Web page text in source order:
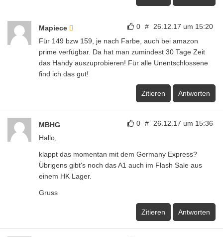
0 # 26.12.17 um 15:20
Mapiece
Für 149 bzw 159, je nach Farbe, auch bei amazon
prime verfügbar. Da hat man zumindest 30 Tage Zeit
das Handy auszuprobieren! Für alle Unentschlossene
find ich das gut!
Zitieren Antworten
0 # 26.12.17 um 15:36
MBHG
Hallo,
klappt das momentan mit dem Germany Express?
Übrigens gibt's noch das A1 auch im Flash Sale aus
einem HK Lager.
Gruss
Zitieren Antworten